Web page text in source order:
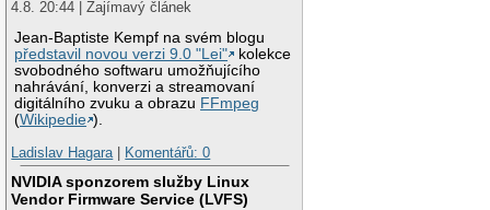
4.8. 20:44 | Zajímavý článek
Jean-Baptiste Kempf na svém blogu
představil novou verzi 9.0 "Lei"
kolekce
svobodného softwaru umožňujícího
nahrávání, konverzi a streamovaní
digitálního zvuku a obrazu FFmpeg
(Wikipedie ).
Ladislav Hagara| Komentářů: 0
NVIDIA sponzorem služby Linux
Vendor Firmware Service (LVFS)